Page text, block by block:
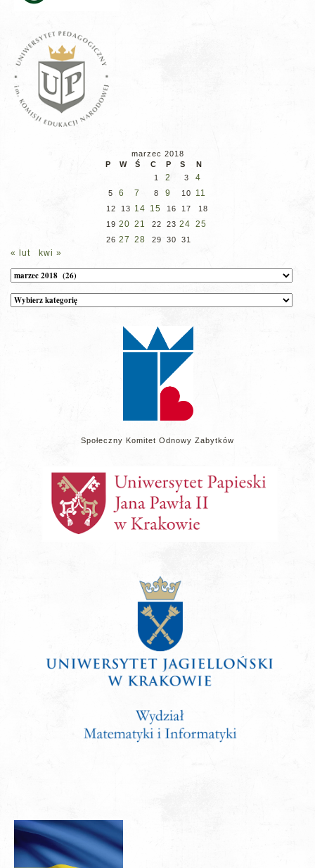
marzec 2018
P
W Ś C P S
N
1
2 3 4
5 6 7 8 9 10 11
12 13 14 15 16 17
18
19 20 21 22 23 24 25
26 27 28 29 30 31
« lut kwi »
Archiwum
Kategorie
wpisów
Społeczny Komitet Odnowy Zabytków